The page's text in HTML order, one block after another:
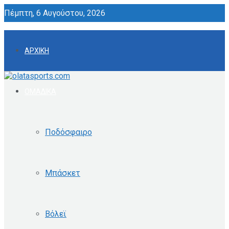
Πέμπτη, 6 Αυγούστου, 2026
ΑΡΧΙΚΗ
Ποδόσφαιρο
Μπάσκετ
Βόλεϊ